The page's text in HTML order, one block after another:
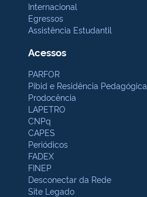
Internacional
Egressos
Assistência Estudantil
Acessos
PARFOR
Pibid e Residência Pedagógica
Prodocência
LAPETRO
CNPq
CAPES
Periódicos
FADEX
FINEP
Desconectar da Rede
Site Legado